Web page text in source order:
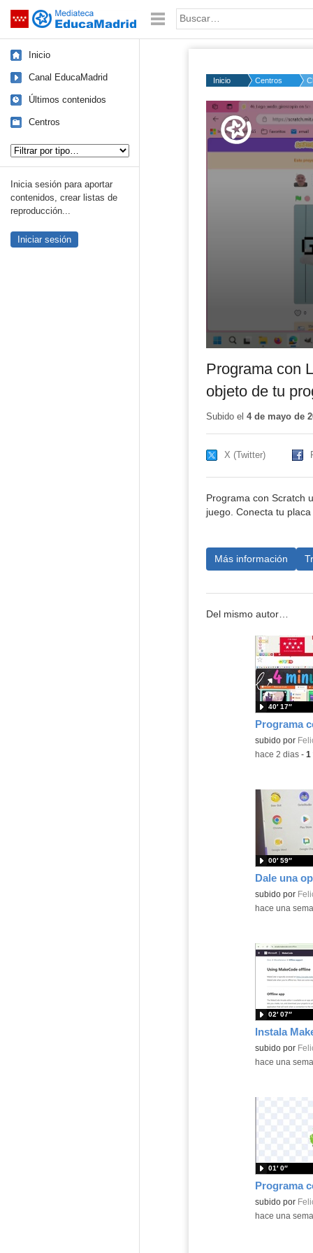
Saltar navegación Palabra o frase:
Inicio
Canal EducaMadrid
Últimos contenidos
Centros
Inicia sesión para aportar
contenidos, crear listas de
reproducción...
Iniciar sesión
Inicio Centros
Volume
50%
Programa con
objeto de tu
Subido el 4 de mayo de
X (Twitter)
Programa con Scratch
juego. Conecta tu
Más información
Del mismo autor…
Contenido
subido por
40′ 17″
-hace 2 dias- 1
Contenido
subido por
00′ 59″
-hace una
Contenido
subido por
02′ 07″
-hace una
Contenido
subido por
01′ 0″
-hace una